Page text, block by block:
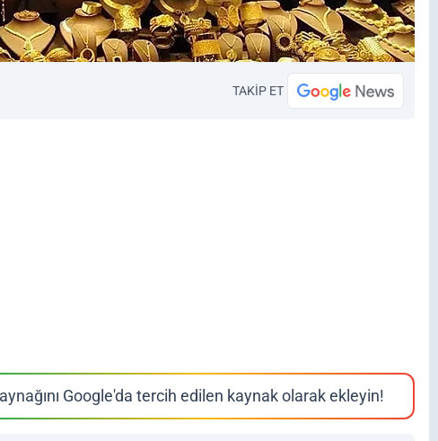
TAKİP ET
Google'da tercih edilen kaynak olarak ekleyin!